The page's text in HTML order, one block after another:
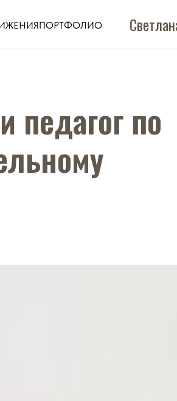
ПОРТФОЛИО
педагог по